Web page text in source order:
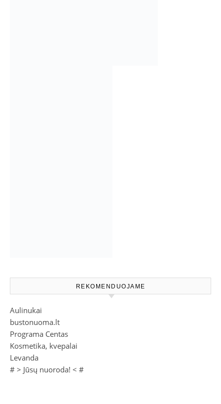
REKOMENDUOJAME
Aulinukai
bustonuoma.lt
Programa Centas
Kosmetika, kvepalai
Levanda
# > Jūsų nuoroda! < #